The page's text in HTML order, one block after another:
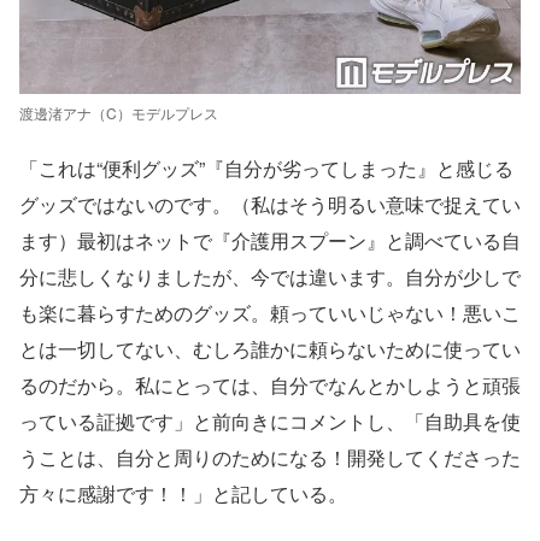
渡邊渚アナ（C）モデルプレス
「これは“便利グッズ”『自分が劣ってしまった』と感じる
グッズではないのです。（私はそう明るい意味で捉えてい
ます）最初はネットで『介護用スプーン』と調べている自
分に悲しくなりましたが、今では違います。自分が少しで
も楽に暮らすためのグッズ。頼っていいじゃない！悪いこ
とは一切してない、むしろ誰かに頼らないために使ってい
るのだから。私にとっては、自分でなんとかしようと頑張
っている証拠です」と前向きにコメントし、「自助具を使
うことは、自分と周りのためになる！開発してくださった
方々に感謝です！！」と記している。